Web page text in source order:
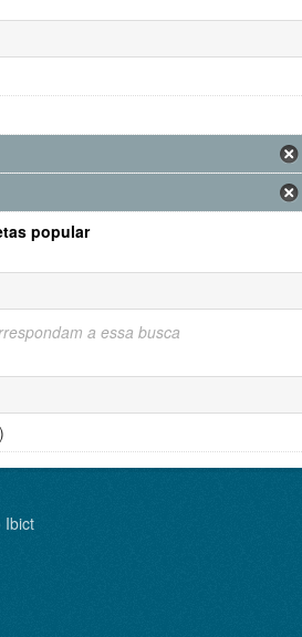
popular
a essa busca
Ibict